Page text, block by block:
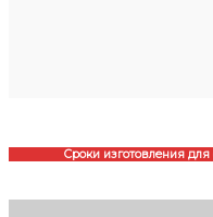
Сроки изготовления